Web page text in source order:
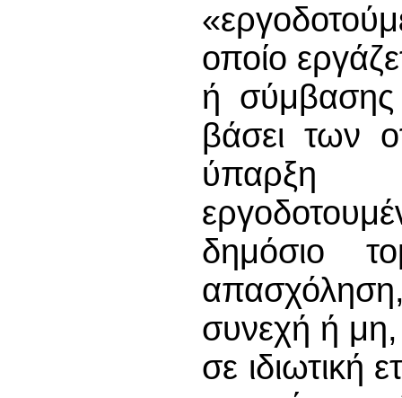
οποίο
ή σύμβασης
βάσει των
ύπαρξη
δημόσιο
συνεχή ή μη,
σε ιδιωτική